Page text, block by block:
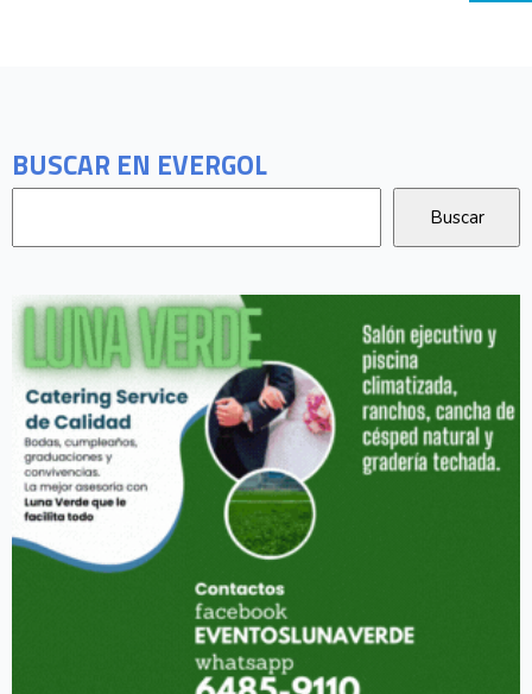
BUSCAR EN EVERGOL